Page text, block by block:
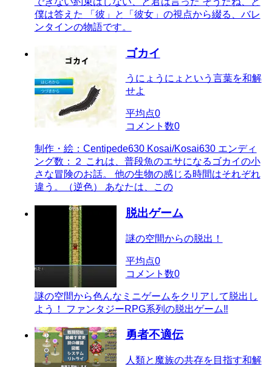
僕は答えた 「彼」と「彼女」の視点から綴る、バレ
ンタインの物語です。
ゴカイ
うにょうにょという言葉を和解
せよ
平均点0
コメント数0
制作・絵：Centipede630 Kosai/Kosai630 エンディ
ング数：２ これは、普段魚のエサになるゴカイの小
さな冒険のお話。 他の生物の感じる時間はそれぞれ
違う。（逆色） あなたは、この
脱出ゲーム
謎の空間からの脱出！
平均点0
コメント数0
謎の空間から色んなミニゲームをクリアして脱出し
よう！ ファンタジーRPG系列の脱出ゲーム‼
勇者不適伝
人類と魔族の共存を目指す和解